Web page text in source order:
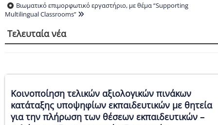
ΣΥΜΒΟΥΛΙΑ
ΕΥΡΩΠΑΪΚΑ ΠΡΟΓΡΑΜΜΑΤΑ
ΜΑΘΗΤΕΙΑ
ΕΞ ΑΠΟΣΤΑΣΕΩΣ ΕΚΠΑΙΔΕΥΣΗ
Βιωματικό επιμορφωτικό εργαστήριο, με θέμα “Supporting
Multilingual Classrooms”
Τελευταία νέα
Κοινοποίηση τελικών αξιολογικών πινάκων
κατάταξης υποψηφίων εκπαιδευτικών με θητεία
για την πλήρωση των θέσεων εκπαιδευτικών –